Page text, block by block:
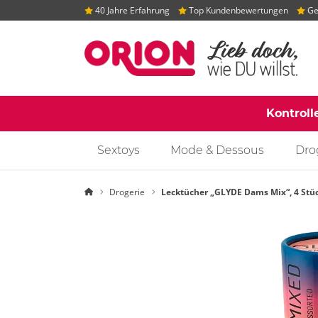
40 Jahre Erfahrung Top Kundenbewertungen
Sextoys Mode & Dessous
Startseite
Drogerie Lecktücher „GLYDE Dams Mix“, 4